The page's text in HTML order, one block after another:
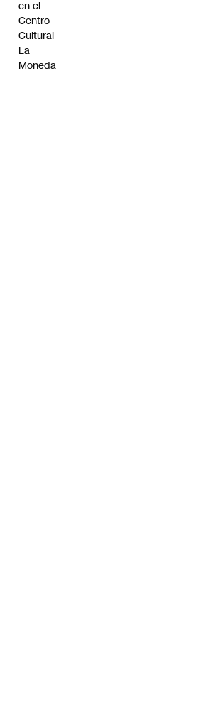
en el
Centro
Cultural
La
Moneda